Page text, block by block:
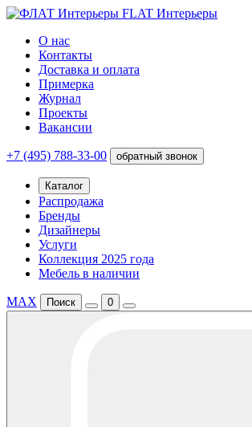
FLAT Интерьеры
О нас
Контакты
Доставка и оплата
Примерка
Журнал
Проекты
Вакансии
+7 (495) 788-33-00 обратный звонок
Каталог
Распродажа
Бренды
Дизайнеры
Услуги
Коллекция 2025 года
Мебель в наличии
MAX Поиск 0